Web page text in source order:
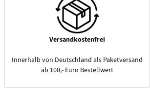
Versandkostenfrei
Innerhalb von Deutschland als Paketversand
ab 100,- Euro Bestellwert